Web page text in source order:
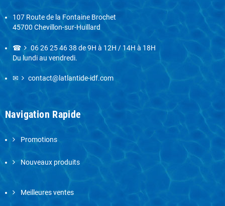
107 Route de la Fontaine Brochet
45700 Chevillon-sur-Huillard
☎ 06 26 25 46 38 de 9H à 12H / 14H à 18H
Du lundi au vendredi.
✉ contact@latlantide-idf.com
Navigation Rapide
Promotions
Nouveaux produits
Meilleures ventes